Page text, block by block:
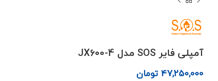
آمپلی فایر SOS مدل JX600-4
47,250,000 تومان